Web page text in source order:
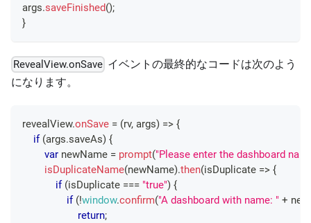
args.saveFinished();
}
RevealView.onSave イベントの最終的なコードは次のよう
になります。
revealView.onSave = (rv, args) => {
if (args.saveAs) {
var newName = prompt("Please enter the dashboard
isDuplicateName(newName).then(isDuplicate => {
if (isDuplicate === "true") {
if (!window.confirm("A dashboard with name: " +
return;